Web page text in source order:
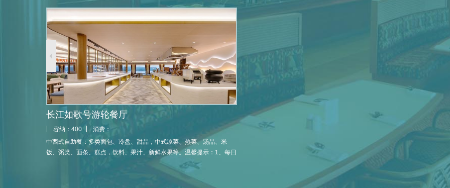
长江如歌号游轮餐厅
容纳：400
消费：
中西式自助餐：多类面包、冷盘、甜品，中式凉菜、热菜、汤品、米
饭、粥类、面条、糕点，饮料、果汁、新鲜水果等。温馨提示：1、每日
餐食轮流更换，安排不同的主题美食；2、如有素食、清真及特殊餐饮需
求者，请在报名时提前说明，以便尽量满足；3、游轮会根据游客的国
籍、团队及大体饮食习惯提前安排桌次，并会在餐厅入口处或餐桌上注